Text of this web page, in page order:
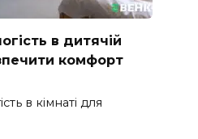
в дитячій
комфорт
в кімнаті для